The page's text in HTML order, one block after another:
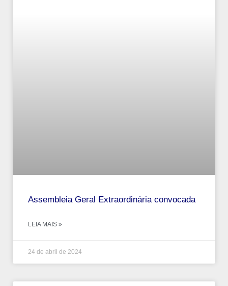
Assembleia Geral Extraordinária convocada
LEIA MAIS »
24 de abril de 2024